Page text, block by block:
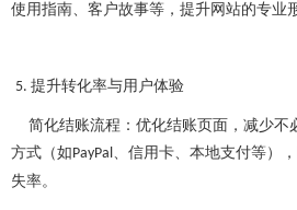
使用指南、客户故事等，提升网站的专业
5. 提升转化率与用户体验
简化结账流程：优化结账页面，减少不
方式（如PayPal、信用卡、本地支付等）
失率。